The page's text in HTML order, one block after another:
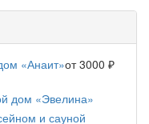
«Анаит»от 3000 ₽
дом «Эвелина»